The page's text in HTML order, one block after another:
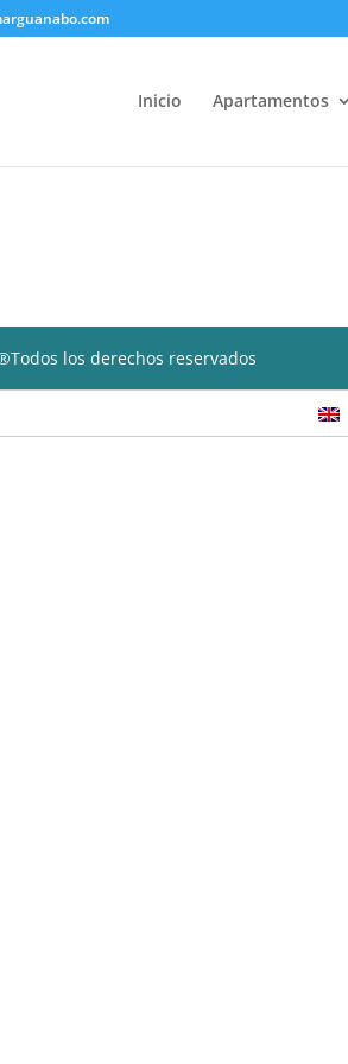
Inicio Apartamentos
los derechos reservados